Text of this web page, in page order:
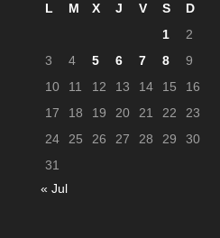
L M X J V S
D
1
2
3
4 5 6 7 8
9
10
11 12 13 14 15
16
17
18 19 20 21 22
23
24
25 26 27 28 29
30
31
« Jul